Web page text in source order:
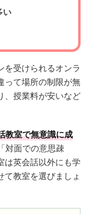
い
を受けられるオンラ
って場所の制限が無
、授業料が安いなど
教室で無意識に成
対面での意思疎
は英会話以外にも学
て教室を選びましょ